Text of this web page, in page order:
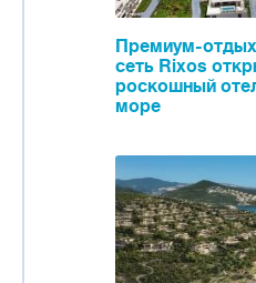
Премиум-
сеть Rixos
роскошный
море